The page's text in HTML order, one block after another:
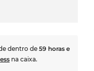
dentro de59 horas e
na caixa.